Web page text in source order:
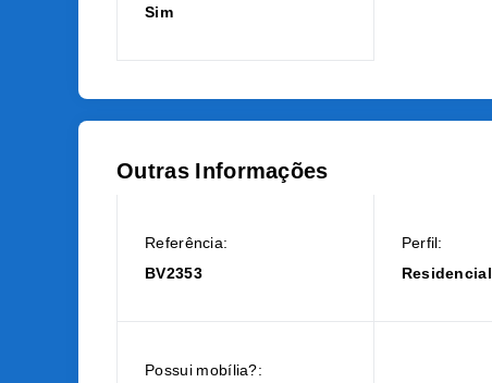
Sim
Outras Informações
Referência:
BV2353
Perfil:
Residencial
Possui mobília?: